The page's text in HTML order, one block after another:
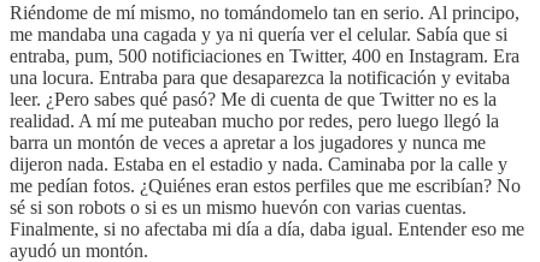
Riéndome de mí mismo, no tomándomelo tan en serio. Al principo,
me mandaba una cagada y ya ni quería ver el celular. Sabía que si
entraba, pum, 500 notificiaciones en Twitter, 400 en Instagram. Era
una locura. Entraba para que desaparezca la notificación y evitaba
leer. ¿Pero sabes qué pasó? Me di cuenta de que Twitter no es la
realidad. A mí me puteaban mucho por redes, pero luego llegó la
barra un montón de veces a apretar a los jugadores y nunca me
dijeron nada. Estaba en el estadio y nada. Caminaba por la calle y
me pedían fotos. ¿Quiénes eran estos perfiles que me escribían? No
sé si son robots o si es un mismo huevón con varias cuentas.
Finalmente, si no afectaba mi día a día, daba igual. Entender eso me
ayudó un montón.